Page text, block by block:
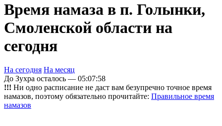
Время намаза в п. Голынки,
Смоленской области на
сегодня
На сегодня На месяц
До Зухра осталось — 05:07:58
!!! Ни одно расписание не даст вам безупречно точное время
намазов, поэтому обязательно прочитайте: Правильное время
намазов